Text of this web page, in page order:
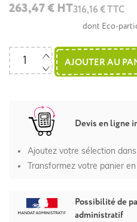
263,47 € HT316,16 € TTC
dont Eco-
AJOUTER AU
Devis en ligne
Ajoutez votre sélection
Transformez votre panier
Possibilité de
administratif